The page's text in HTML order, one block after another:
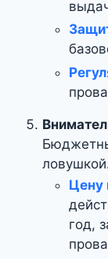
Цену
год,